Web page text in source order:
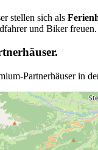
stellen sich als
und Biker freuen.
Partnerhäuser in